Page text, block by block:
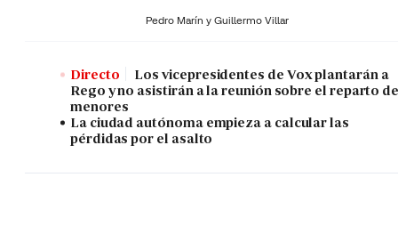
Pedro Marín y Guillermo Villar
Directo
Los vicepresidentes de Vox plantarán a
Rego y no asistirán a la reunión sobre el reparto
menores
La ciudad autónoma empieza a calcular las
pérdidas por el asalto